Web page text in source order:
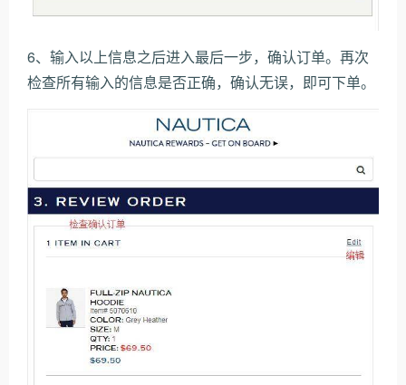
6、输入以上信息之后进入最后一步，确认订单。再次
检查所有输入的信息是否正确，确认无误，即可下单。